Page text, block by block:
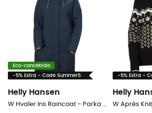
Eco-concebido
-5% Extra - Code Summer5
Helly Hansen
W Hvaler Ins Raincoat - Parka mulher
-5% Extra -
Helly